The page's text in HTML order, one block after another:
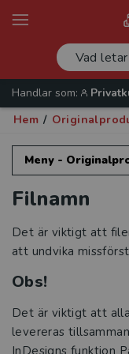
Handlar som:
Hem /
Meny -
Kurslitteratur
Lättläst
Filnamn
Det är viktigt att
att undvika
Obs!
Det är viktigt att
levereras
InDesigns funktion